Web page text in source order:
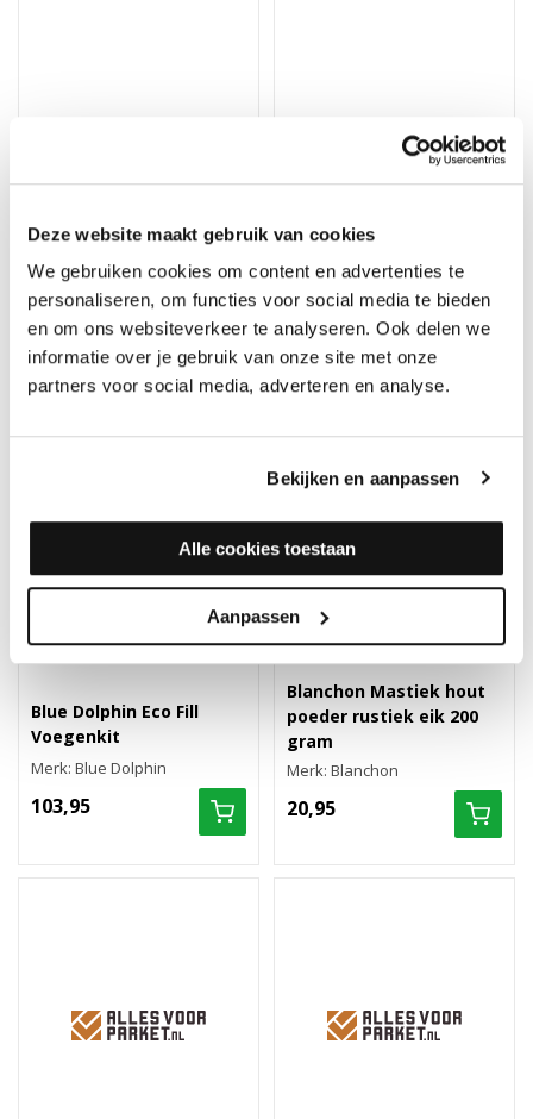
Deze website maakt gebruik van cookies
We gebruiken cookies om content en advertenties te
personaliseren, om functies voor social media te bieden
en om ons websiteverkeer te analyseren. Ook delen we
informatie over je gebruik van onze site met onze
partners voor social media, adverteren en analyse.
Bekijken en aanpassen
Alle cookies toestaan
Aanpassen
gram
20,95
#0420
20,50
Blue Dolphin Eco Fill
Voegenkit
Merk: Blue Dolphin
103,95
Blanchon Mastiek hout
poeder rustiek eik 200
gram
Merk: Blanchon
20,95